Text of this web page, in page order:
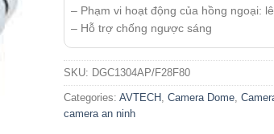
– Phạm vi hoạt động của hồng ngoại:
– Hỗ trợ chống ngược sáng
SKU: DGC1304AP/F28F80
Categories:AVTECH ,Camera Dome,
camera an ninh